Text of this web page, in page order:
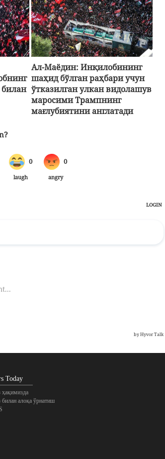
билан
Ал-Маёдин: Инқилобининг
шаҳид бўлган раҳбари учун
ўтказилган улкан видолашув
маросими Трампнинг
мағлубиятини англатади
Today
ҳақимизда
билан алоқа ўрнатиш